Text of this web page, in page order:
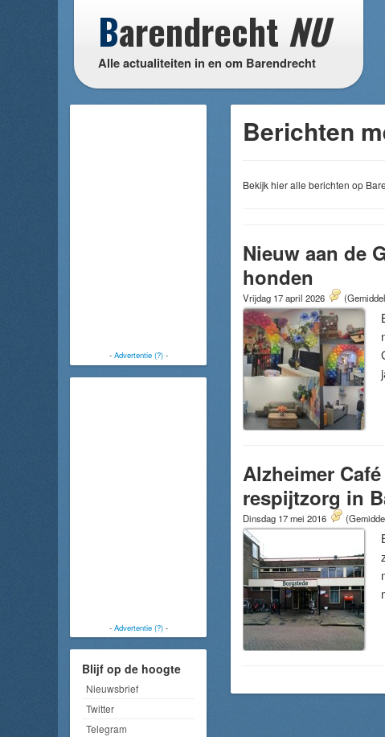
Barendrecht NU
Alle actualiteiten in en om Barendrecht
- Advertentie (?)-
- Advertentie (?)-
Blijf op de hoogte
Nieuwsbrief
Twitter
Telegram
Berichten
Bekijk hier alle berichten op
Nieuw aan de
honden
Vrijdag 17 april 2026
Alzheimer
respijtzorg in
Dinsdag 17 mei 2016